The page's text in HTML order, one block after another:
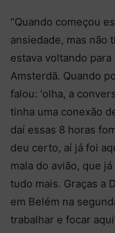
“Quando começou
ansiedade, mas não
estava voltando para
Amsterdã. Quando
falou: ‘olha, a
tinha uma conexão
daí essas 8 horas
deu certo, aí já foi
mala do avião, que
tudo mais. Graças a
em Belém na
trabalhar e focar